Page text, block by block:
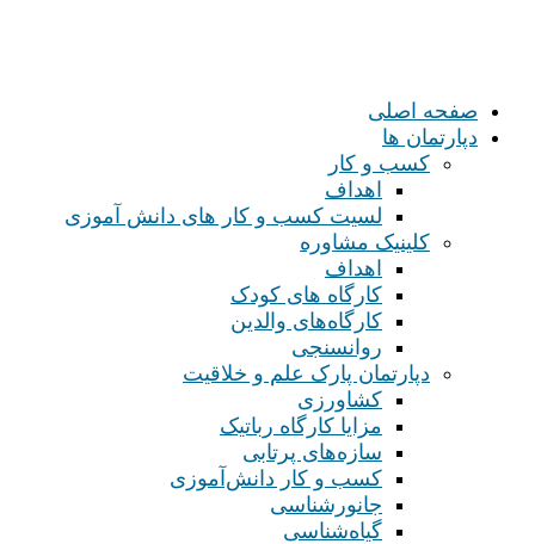
صفحه اصلی
دپارتمان ها
کسب و کار
اهداف
لسیت کسب و کار های دانش آموزی
کلینیک مشاوره
اهداف
کارگاه های کودک
کارگاه‌های والدین
روانسنجی
دپارتمان پارک علم و خلاقیت
کشاورزی
مزایا کارگاه رباتیک
سازه‌های پرتابی
کسب و کار دانش‌آموزی
جانورشناسی
گیاه‌شناسی